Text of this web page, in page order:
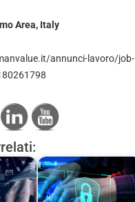
Area, Italy
annunci-lavoro/job-